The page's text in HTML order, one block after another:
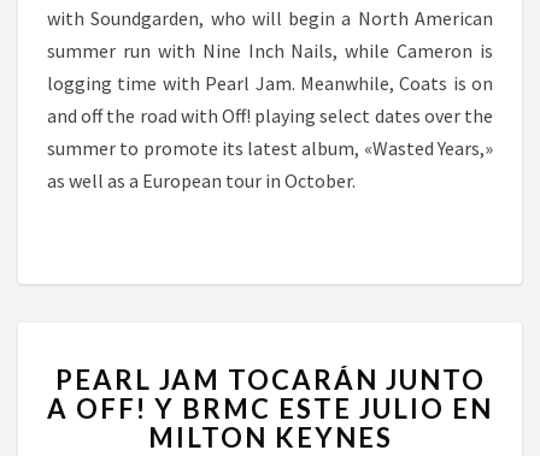
with Soundgarden, who will begin a North American
summer run with Nine Inch Nails, while Cameron is
logging time with Pearl Jam. Meanwhile, Coats is on
and off the road with Off! playing select dates over the
summer to promote its latest album, «Wasted Years,»
as well as a European tour in October.
JAM
TOCARÁN
JUNTO
PEARL JAM TOCARÁN JUNTO
A OFF! Y BRMC ESTE JULIO EN
MILTON KEYNES